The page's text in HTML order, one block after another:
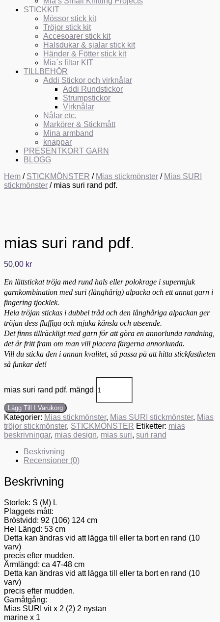
STICKKIT
Mössor stick kit
Tröjor stick kit
Accesoarer stick kit
Halsdukar & sjalar stick kit
Händer & Fötter stick kit
Mia`s filtar KIT
TILLBEHÖR
Addi Stickor och virknålar
Addi Rundstickor
Strumpstickor
Virknålar
Nålar etc.
Markörer & Stickmått
Mina armband
knappar
PRESENTKORT GARN
BLOGG
Hem / STICKMÖNSTER / Mias stickmönster / Mias SURI
stickmönster / mias suri rand pdf.
mias suri rand pdf.
50,00 kr
En lättstickat tröja med rund hals eller polokrage i supermjuk
garnkombination med suri (långhårig) alpacka och ett annat garn i
fingering tjocklek.
Hela tröjan stickas i dubbel tråd och den långhåriga alpackan ger
tröjan dess fluffiga och mjuka känsla och utseende.
Det finns tillräckligt med garn för att göra en annorlunda randning,
det är fritt fram om man vill placera färgerna annorlunda.
Vill du sticka den i annan kvalitet, så passa på att hitta stickfastheten
så funkar det!
mias suri rand pdf. mängd
Lägg Till I Varukorg
Kategorier: Mias stickmönster, Mias SURI stickmönster, Mias
tröjor stickmönster, STICKMÖNSTER Etiketter: mias
beskrivningar, mias design, mias suri, suri rand
Beskrivning
Recensioner (0)
Beskrivning
Storlek: S (M) L
Plaggets mått:
Bröstvidd: 92 (106) 124 cm
Hel Längd: 53 cm
Detta kan ändras vid att lägga till eller ta bort en rand (10
varv)
precis efter mudden.
Ärmlängd: ca 47-48 cm
Detta kan ändras vid att lägga till eller ta bort en rand (10
varv)
precis efter mudden.
Garnåtgång:
Mias SURI vit x 2 (2) 2 nystan
marine x 1